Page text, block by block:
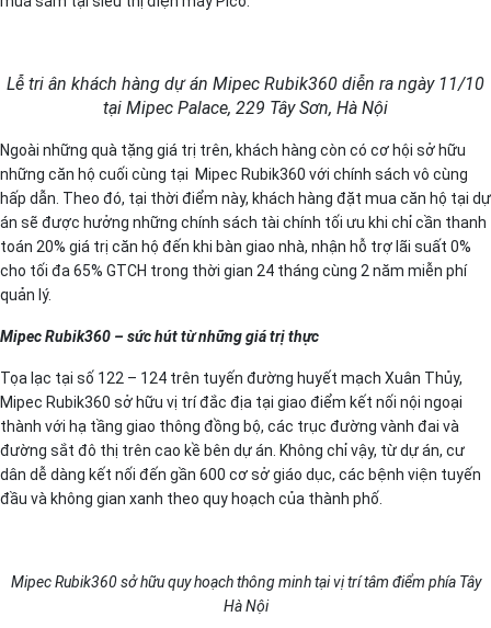
Lễ tri ân khách hàng dự án Mipec Rubik360 diễn ra ngày 11/10
tại Mipec Palace, 229 Tây Sơn, Hà Nội
Ngoài những quà tặng giá trị trên, khách hàng còn có cơ hội sở hữu
những căn hộ cuối cùng tại Mipec Rubik360 với chính sách vô cùng
hấp dẫn. Theo đó, tại thời điểm này, khách hàng đặt mua căn hộ tại dự
án sẽ được hưởng những chính sách tài chính tối ưu khi chỉ cần thanh
toán 20% giá trị căn hộ đến khi bàn giao nhà, nhận hỗ trợ lãi suất 0%
cho tối đa 65% GTCH trong thời gian 24 tháng cùng 2 năm miễn phí
quản lý.
Mipec Rubik360 – sức hút từ những giá trị thực
Tọa lạc tại số 122 – 124 trên tuyến đường huyết mạch Xuân Thủy,
Mipec Rubik360 sở hữu vị trí đắc địa tại giao điểm kết nối nội ngoại
thành với hạ tầng giao thông đồng bộ, các trục đường vành đai và
đường sắt đô thị trên cao kề bên dự án. Không chỉ vậy, từ dự án, cư
dân dễ dàng kết nối đến gần 600 cơ sở giáo dục, các bệnh viện tuyến
đầu và không gian xanh theo quy hoạch của thành phố.
Mipec Rubik360 sở hữu quy hoạch thông minh tại vị trí tâm điểm phía Tây
Hà Nội